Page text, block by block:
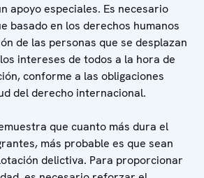
apoyo especiales. Es necesario
basado en los derechos humanos
de las personas que se desplazan
intereses de todos a la hora de
conforme a las obligaciones
del derecho internacional.
que cuanto más dura el
más probable es que sean
delictiva. Para proporcionar